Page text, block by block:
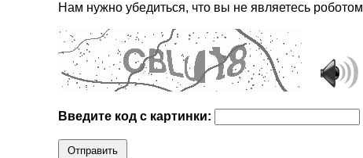
Нам нужно убедиться, что вы не являетесь роботом
Введите код с картинки:
Отправить